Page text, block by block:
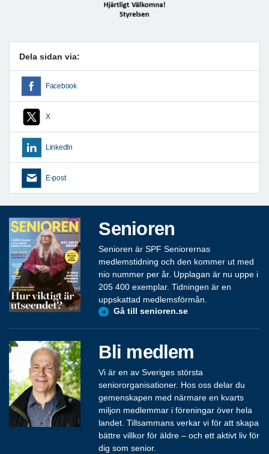
Dela sidan via:
Facebook
X
LinkedIn
E-post
Senioren
Senioren är SPF Seniorernas
medlemstidning och den kommer ut med
nio nummer per år. Upplagan är nu uppe i
205 400 exemplar. Tidningen är en
uppskattad medlemsförmån.
Gå till senioren.se
Bli medlem
Vi är en av Sveriges största
seniororganisationer. Hos oss delar du
gemenskapen med närmare en kvarts
miljon medlemmar i föreningar över hela
landet. Tillsammans verkar vi för att skapa
bättre villkor för äldre – och ett aktivt liv för
dig som senior.